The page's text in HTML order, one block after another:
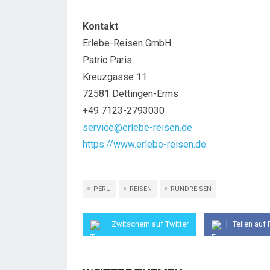
Kontakt
Erlebe-Reisen GmbH
Patric Paris
Kreuzgasse 11
72581 Dettingen-Erms
+49 7123-2793030
service@erlebe-reisen.de
https://www.erlebe-reisen.de
PERU REISEN RUNDREISEN
Zwitschern auf Twitter Teilen auf